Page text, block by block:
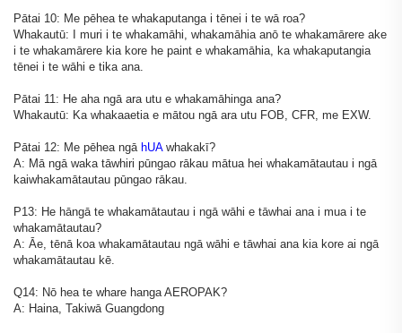
Pātai 10: Me pēhea te whakaputanga i tēnei i te wā roa?
Whakautū: I muri i te whakamāhi, whakamāhia anō te whakamārere ake
i te whakamārere kia kore he paint e whakamāhia, ka whakaputangia
tēnei i te wāhi e tika ana.
Pātai 11: He aha ngā ara utu e whakamāhinga ana?
Whakautū: Ka whakaaetia e mātou ngā ara utu FOB, CFR, me EXW.
Pātai 12: Me pēhea ngā hUA whakakī?
A: Mā ngā waka tāwhiri pūngao rākau mātua hei whakamātautau i ngā
kaiwhakamātautau pūngao rākau.
P13: He hāngā te whakamātautau i ngā wāhi e tāwhai ana i mua i te
whakamātautau?
A: Āe, tēnā koa whakamātautau ngā wāhi e tāwhai ana kia kore ai ngā
whakamātautau kē.
Q14: Nō hea te whare hanga AEROPAK?
A: Haina, Takiwā Guangdong